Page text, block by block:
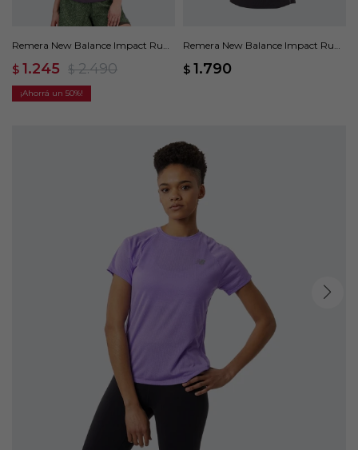
Remera New Balance Impact Run
$ 1.245 $ 2.490
50
Remera New Balance Impact Run
$ 1.790